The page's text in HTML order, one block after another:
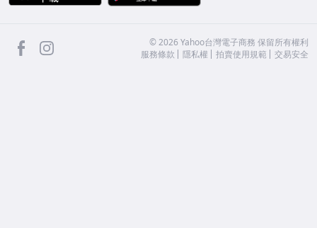
facebook ©2026 Yahoo台灣電子商務 保留所有權利
服務條款
隱私權 拍賣使用規範 交易安全